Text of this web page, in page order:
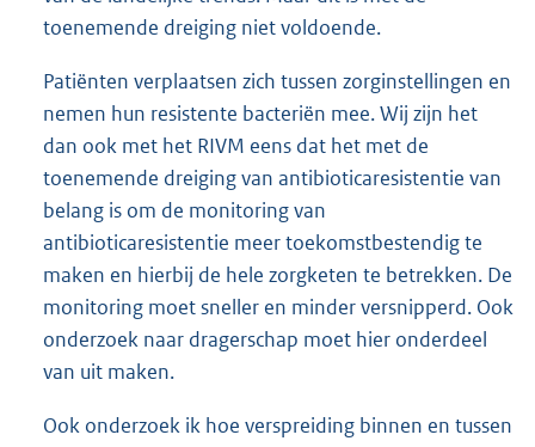
zien zij als zeer belangrijke maatregel. De bestaande
gezondheidszorg geeft in principe een goed beeld
van de landelijke trends. Maar dit is met de
toenemende dreiging niet voldoende.
Patiënten verplaatsen zich tussen zorginstellingen en
nemen hun resistente bacteriën mee. Wij zijn het
dan ook met het RIVM eens dat het met de
toenemende dreiging van antibioticaresistentie van
belang is om de monitoring van
antibioticaresistentie meer toekomstbestendig te
monitoring moet sneller en minder versnipperd. Ook